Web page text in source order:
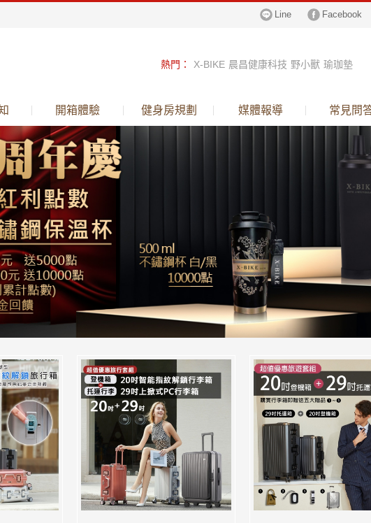
Facebook
Line
熱門 ： X-BIKE 晨昌健康科技 野小獸 瑜珈墊
呼吸訓練器
開箱體驗 健身房規劃 媒體報導 常見問